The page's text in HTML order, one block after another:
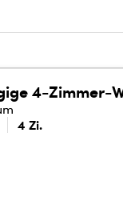
4-Zimmer-
4 Zi.